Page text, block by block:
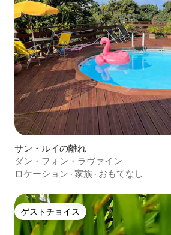
サン・ルイの離れ
ダン・フォン・ラヴァイン
ロケーション · 家族 · おもてなし
ゲストチョイス
ゲストチョイス